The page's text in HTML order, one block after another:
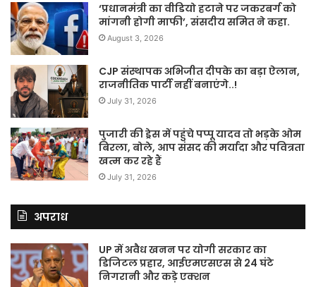
‘प्रधानमंत्री का वीडियो हटाने पर जकरबर्ग को
मांगनी होगी माफी’, संसदीय समित ने कहा.
August 3, 2026
CJP संस्थापक अभिजीत दीपके का बड़ा ऐलान,
राजनीतिक पार्टी नहीं बनाएंगे..!
July 31, 2026
पुजारी की ड्रेस में पहुंचे पप्पू यादव तो भड़के ओम
बिरला, बोले, आप संसद की मर्यादा और पवित्रता
खत्म कर रहे हैं
July 31, 2026
अपराध
UP में अवैध खनन पर योगी सरकार का
डिजिटल प्रहार, आईएमएसएस से 24 घंटे
निगरानी और कड़े एक्शन